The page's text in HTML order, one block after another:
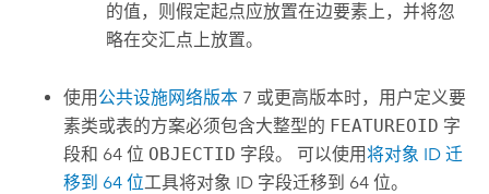
的值，则假定起点应放置在边要素上，并将忽
略在交汇点上放置。
使用 公共设施网络版本 7 或更高版本时，用户定义要
素类或表的方案必须包含大整型的 FEATUREOID 字
段和 64 位 OBJECTID 字段。 可以使用将对象 ID 迁
移到 64 位工具将对象 ID 字段迁移到 64 位。